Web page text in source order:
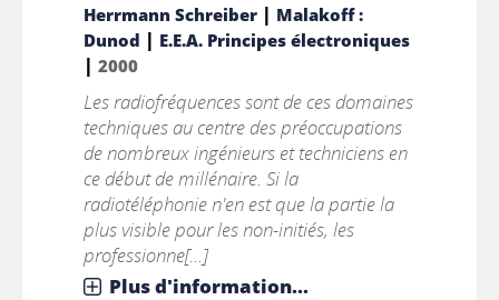
Herrmann Schreiber | Malakoff :
Dunod | E.E.A. Principes électroniques
| 2000
Les radiofréquences sont de ces domaines
techniques au centre des préoccupations
de nombreux ingénieurs et techniciens en
ce début de millénaire. Si la
radiotéléphonie n'en est que la partie la
plus visible pour les non-initiés, les
professionne[...]
Plus d'information...